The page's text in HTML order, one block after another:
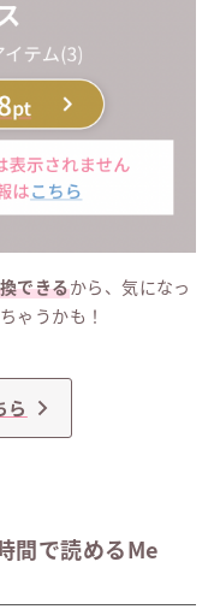
できるから、気になっ
ゃうかも！
ら
間で読めるMe